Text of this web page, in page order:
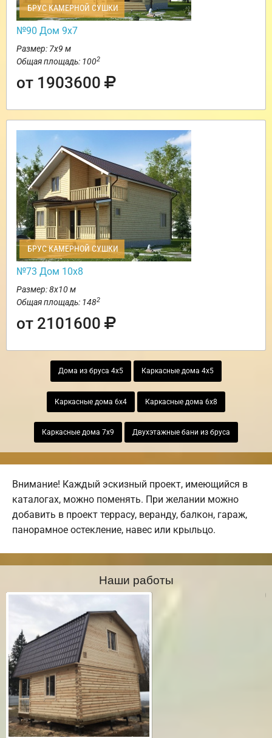
БРУС КАМЕРНОЙ СУШКИ
№90 Дом 9х7
Размер: 7х9 м
Общая площадь: 1002
от 1903600
БРУС КАМЕРНОЙ СУШКИ
№73 Дом 10х8
Размер: 8х10 м
Общая площадь: 1482
от 2101600
Дома из бруса 4х5 Каркасные дома 4х5
Каркасные дома 6х4 Каркасные дома 6х8
Каркасные дома 7х9 Двухэтажные бани из бруса
Внимание! Каждый эскизный проект, имеющийся в
каталогах, можно поменять. При желании можно
добавить в проект террасу, веранду, балкон, гараж,
панорамное остекление, навес или крыльцо.
Наши работы